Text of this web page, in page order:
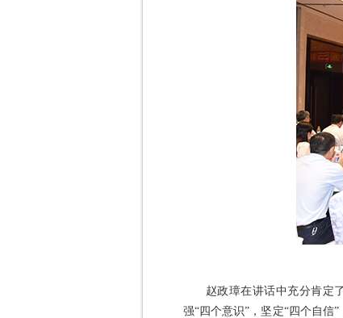
赵政璋在讲话中充分肯定
强“四个意识”，坚定“四个自信